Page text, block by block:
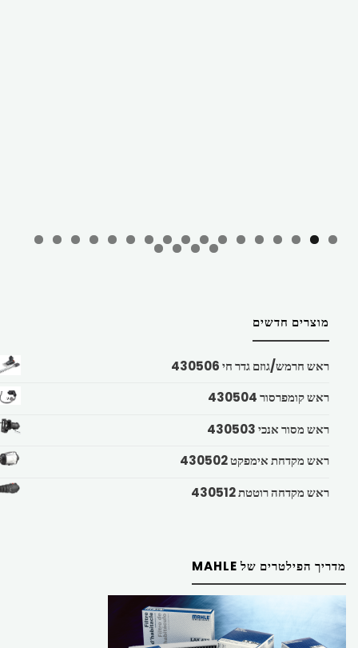
מוצרים חדשים
ראש חרמש/גוזם גדר חי 430506
ראש קומפרסור 430504
ראש מסור אנכי 430503
ראש מקדחת אימפקט 430502
ראש מקדחה רוטטת 430512
מדריך הפילטרים של MAHLE